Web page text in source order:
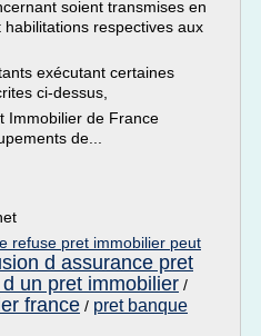
soient transmises en
respectives aux
exécutant certaines
ci-dessus,
Immobilier de France
de...
refuse pret immobilier peut
d assurance pret
un pret immobilier /
france / pret banque